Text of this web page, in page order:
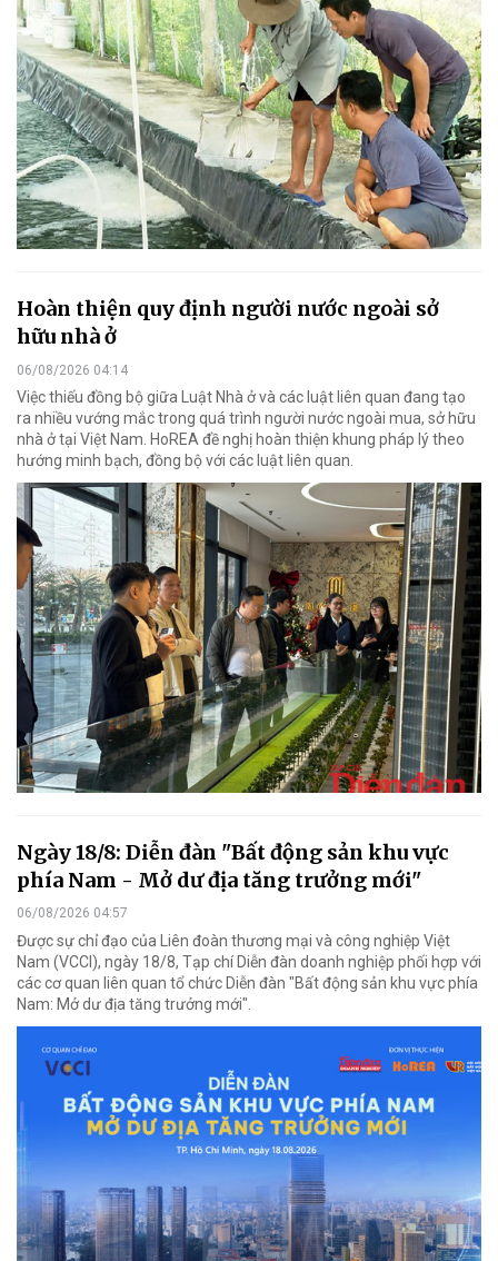
Hoàn thiện quy định người nước ngoài sở
hữu nhà ở
06/08/2026 04:14
Việc thiếu đồng bộ giữa Luật Nhà ở và các luật liên quan đang tạo
ra nhiều vướng mắc trong quá trình người nước ngoài mua, sở hữu
nhà ở tại Việt Nam. HoREA đề nghị hoàn thiện khung pháp lý theo
hướng minh bạch, đồng bộ với các luật liên quan.
Ngày 18/8: Diễn đàn "Bất động sản khu vực
phía Nam - Mở dư địa tăng trưởng mới"
06/08/2026 04:57
Được sự chỉ đạo của Liên đoàn thương mại và công nghiệp Việt
Nam (VCCI), ngày 18/8, Tạp chí Diễn đàn doanh nghiệp phối hợp với
các cơ quan liên quan tổ chức Diễn đàn "Bất động sản khu vực phía
Nam: Mở dư địa tăng trưởng mới".